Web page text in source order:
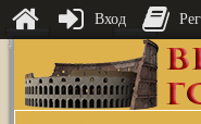
Вход